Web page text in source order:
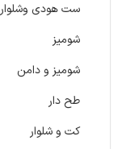
ست هودی وشلوار
شومیز
شومیز و دامن
طح دار
کت و شلوار